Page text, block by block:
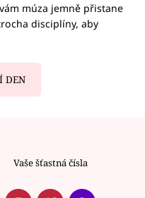
múza jemně přistane
disciplíny, aby
DEN
Vaše šťastná čísla